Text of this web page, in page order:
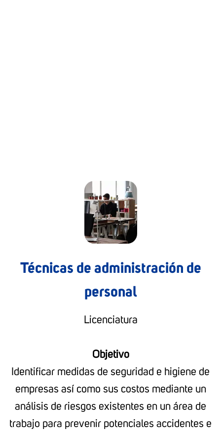
Técnicas de administración de
personal
Licenciatura
Objetivo
Identificar medidas de seguridad e higiene de
empresas así como sus costos mediante un
análisis de riesgos existentes en un área de
trabajo para prevenir potenciales accidentes e